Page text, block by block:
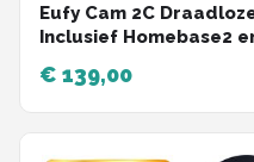
Eufy Cam 2C
Inclusief Homebase2
€ 139,00